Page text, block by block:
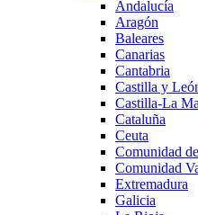
Andalucía
Aragón
Baleares
Canarias
Cantabria
Castilla y
Castilla-La
Cataluña
Ceuta
Comunidad
Comunidad
Extremadura
Galicia